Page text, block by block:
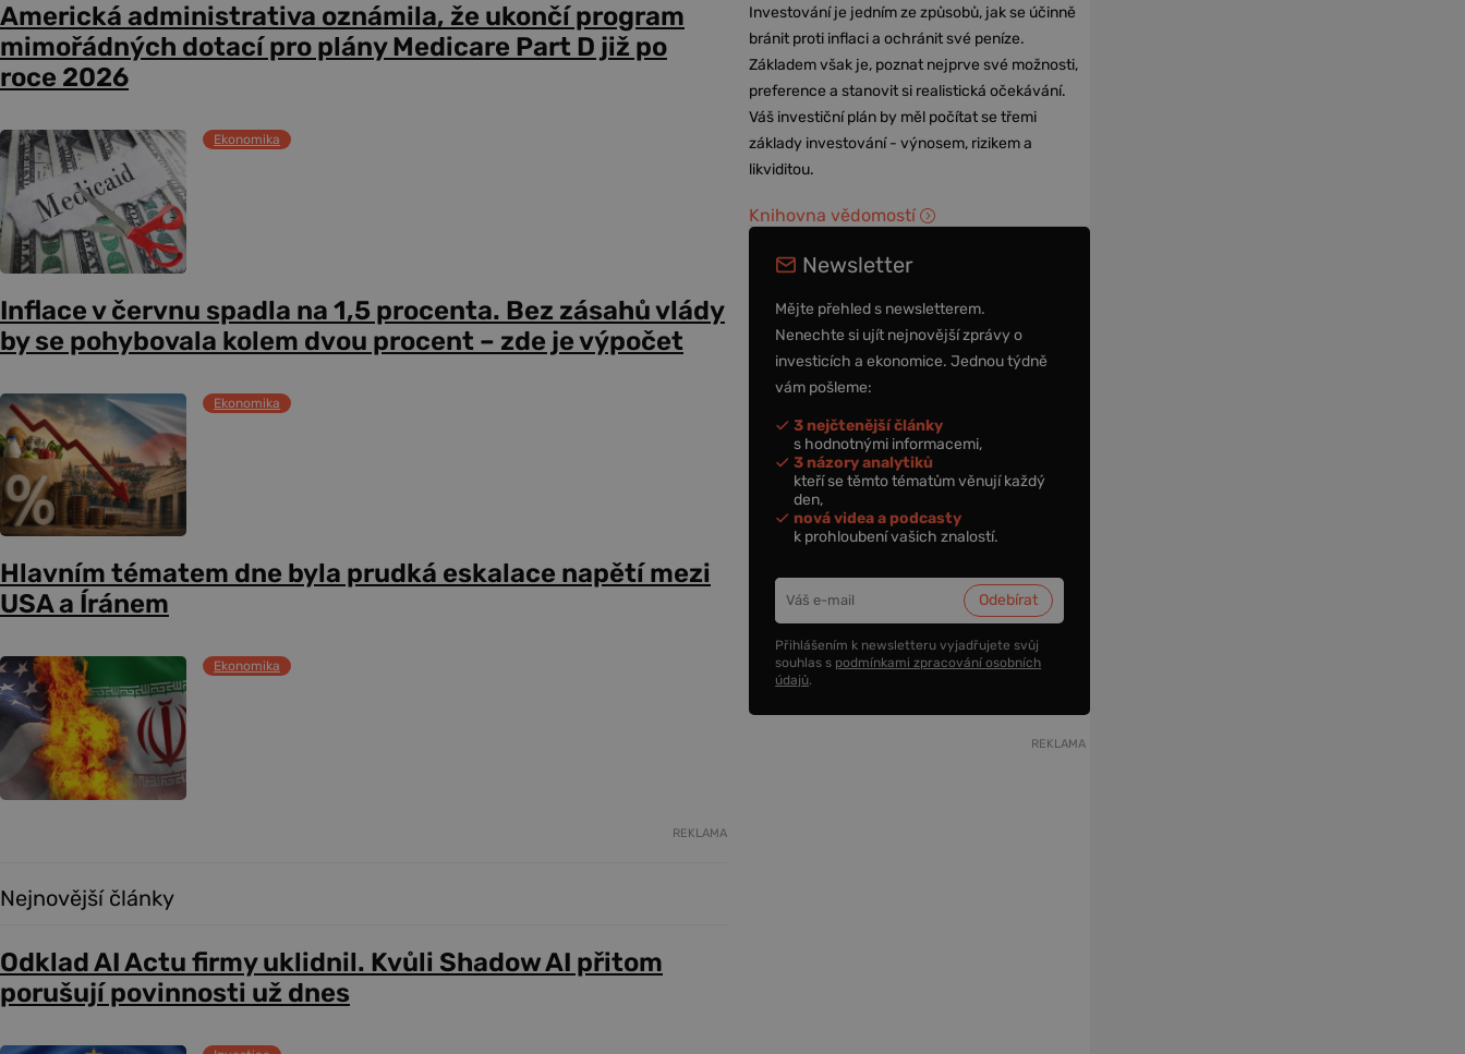
Americká administrativa oznámila, že ukončí program
mimořádných dotací pro plány Medicare Part D již po
roce 2026
Ekonomika
Inflace v červnu spadla na 1,5 procenta. Bez zásahů vlády
by se pohybovala kolem dvou procent – zde je výpočet
Ekonomika
Hlavním tématem dne byla prudká eskalace napětí mezi
USA a Íránem
Ekonomika
REKLAMA
Nejnovější články
Odklad AI Actu firmy uklidnil. Kvůli Shadow AI přitom
porušují povinnosti už dnes
Investování je jedním ze způsobů, jak se účinně
bránit proti inflaci a ochránit své peníze.
Základem však je, poznat nejprve své možnosti,
preference a stanovit si realistická očekávání.
Váš investiční plán by měl počítat se třemi
základy investování - výnosem, rizikem a
likviditou.
Knihovna vědomostí
Newsletter
Mějte přehled s newsletterem.
Nenechte si ujít nejnovější zprávy o
investicích a ekonomice. Jednou týdně
vám pošleme:
3 nejčtenější články
s hodnotnými informacemi,
3 názory analytiků
kteří se těmto tématům věnují každý
den,
nová videa a podcasty
k prohloubení vašich znalostí.
Přihlášením k newsletteru vyjadřujete svůj
souhlas s podmínkami zpracování osobních
údajů.
REKLAMA